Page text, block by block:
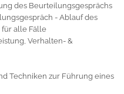
des Beurteilungsgesprächs
- Ablauf des
für alle Fälle
Verhalten- &
Techniken zur Führung eines